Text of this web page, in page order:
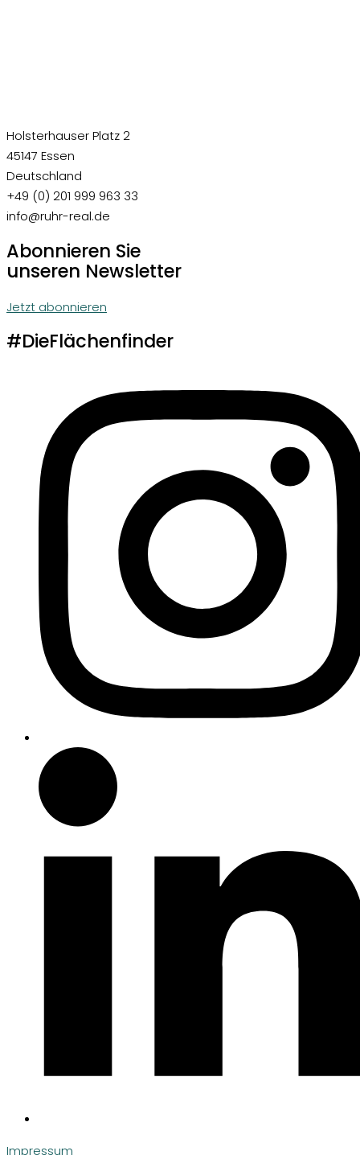
Holsterhauser Platz 2
45147 Essen
Deutschland
+49 (0) 201 999 963 33
info@ruhr-real.de
Abonnieren Sie
unseren Newsletter
Jetzt abonnieren
#DieFlächenfinder
Impressum